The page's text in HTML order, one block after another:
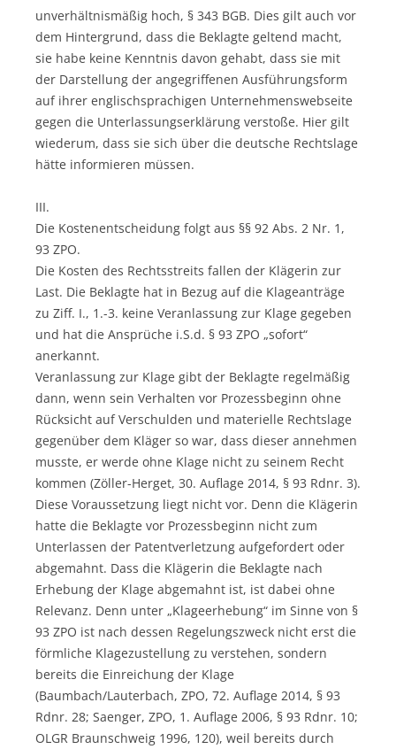
unverhältnismäßig hoch, § 343 BGB. Dies gilt auch vor
dem Hintergrund, dass die Beklagte geltend macht,
sie habe keine Kenntnis davon gehabt, dass sie mit
der Darstellung der angegriffenen Ausführungsform
auf ihrer englischsprachigen Unternehmenswebseite
gegen die Unterlassungserklärung verstoße. Hier gilt
wiederum, dass sie sich über die deutsche Rechtslage
hätte informieren müssen.
III.
Die Kostenentscheidung folgt aus §§ 92 Abs. 2 Nr. 1,
93 ZPO.
Die Kosten des Rechtsstreits fallen der Klägerin zur
Last. Die Beklagte hat in Bezug auf die Klageanträge
zu Ziff. I., 1.-3. keine Veranlassung zur Klage gegeben
und hat die Ansprüche i.S.d. § 93 ZPO „sofort“
anerkannt.
Veranlassung zur Klage gibt der Beklagte regelmäßig
dann, wenn sein Verhalten vor Prozessbeginn ohne
Rücksicht auf Verschulden und materielle Rechtslage
gegenüber dem Kläger so war, dass dieser annehmen
musste, er werde ohne Klage nicht zu seinem Recht
kommen (Zöller-Herget, 30. Auflage 2014, § 93 Rdnr. 3).
Diese Voraussetzung liegt nicht vor. Denn die Klägerin
hatte die Beklagte vor Prozessbeginn nicht zum
Unterlassen der Patentverletzung aufgefordert oder
abgemahnt. Dass die Klägerin die Beklagte nach
Erhebung der Klage abgemahnt ist, ist dabei ohne
Relevanz. Denn unter „Klageerhebung“ im Sinne von §
93 ZPO ist nach dessen Regelungszweck nicht erst die
förmliche Klagezustellung zu verstehen, sondern
bereits die Einreichung der Klage
(Baumbach/Lauterbach, ZPO, 72. Auflage 2014, § 93
Rdnr. 28; Saenger, ZPO, 1. Auflage 2006, § 93 Rdnr. 10;
OLGR Braunschweig 1996, 120), weil bereits durch